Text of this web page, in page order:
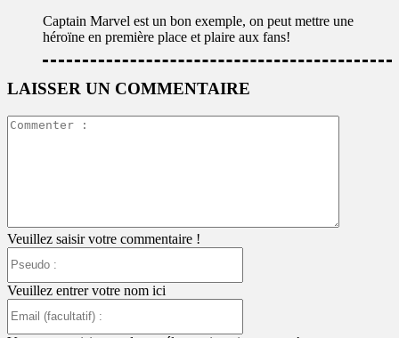
Captain Marvel est un bon exemple, on peut mettre une
héroïne en première place et plaire aux fans!
LAISSER UN COMMENTAIRE
Veuillez saisir votre commentaire !
Veuillez entrer votre nom ici